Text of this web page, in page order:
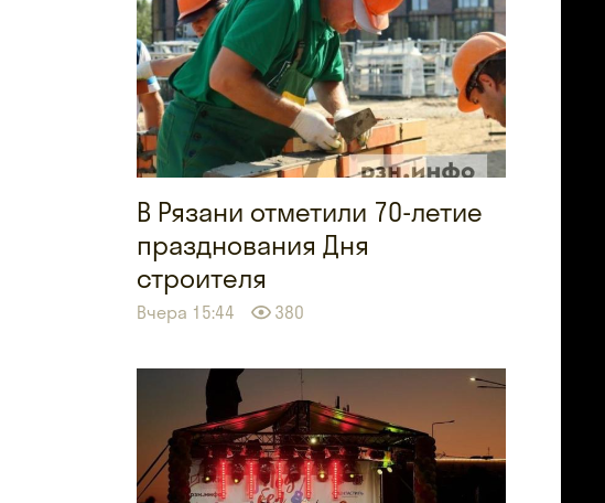
В Рязани отметили 70-летие
празднования Дня
строителя
Вчера 15:44 380